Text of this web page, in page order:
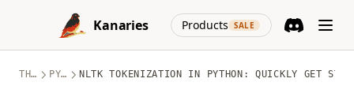
Skip to content
Kanaries
Products SALE
(opens in a
THÈMES PYTHON NLTK TOKENIZATION IN PYTHON: QUICKLY GET